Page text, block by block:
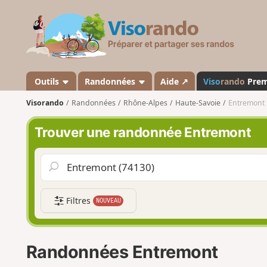
s
a
n
d
o
Outils Randonnées Aide ↗ Visorando
Visorando Randonnées Rhône-Alpes Haute-Savoie Entremont
Trouver une randonnée Entremont
Filtres NOUVEAU
Randonnées Entremont